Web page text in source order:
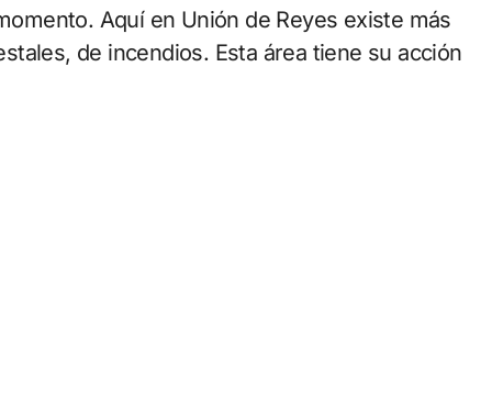
Aquí en Unión de Reyes existe más
de incendios. Esta área tiene su acción